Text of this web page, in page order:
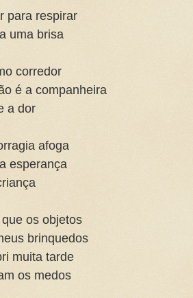
para respirar
uma brisa
corredor
é a companheira
a dor
afoga
esperança
os objetos
brinquedos
muita tarde
os medos